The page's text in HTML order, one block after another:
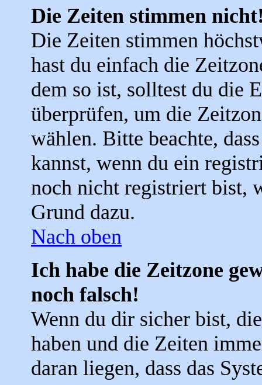
Die Zeiten stimmen
Die Zeiten stimmen
hast du einfach die
dem so ist, solltest du die
überprüfen, um die
wählen. Bitte beachte,
kannst, wenn du ein
noch nicht registriert bist,
Grund dazu.
Nach oben
Ich habe die Zeitzone
noch falsch!
Wenn du dir sicher bist,
haben und die Zeiten
daran liegen, dass das